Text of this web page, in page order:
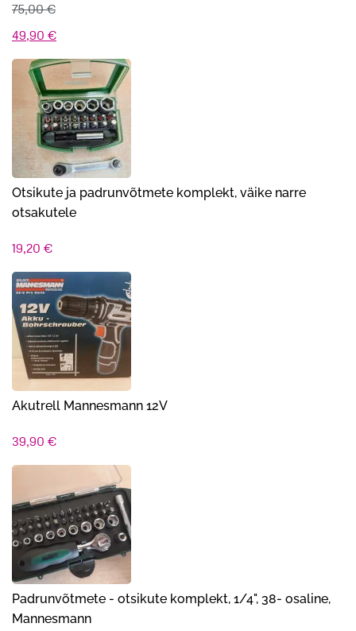
75,00€
Algne
hind
oli:
75,00 €.
49,90 €Praegune
hind
on:
49,90 €.
Otsikute ja padrunvõtmete komplekt, väike narre
otsakutele
19,20 €
Akutrell Mannesmann 12V
39,90 €
Padrunvõtmete - otsikute komplekt, 1/4", 38- osaline,
Mannesmann